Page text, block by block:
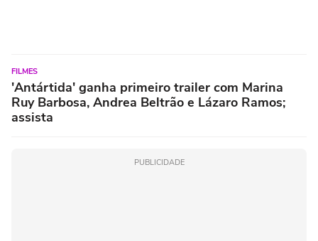
FILMES
'Antártida' ganha primeiro trailer com Marina
Ruy Barbosa, Andrea Beltrão e Lázaro Ramos;
assista
PUBLICIDADE